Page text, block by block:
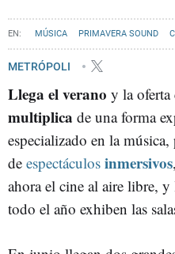
MÚSICA PRIMAVERA SOUND
MUSEOS
METRÓPOLI
Llega el verano y la
multiplica de una forma
especializado en la
de espectáculos inmersivos
ahora el cine al aire libre,
todo el año exhiben las